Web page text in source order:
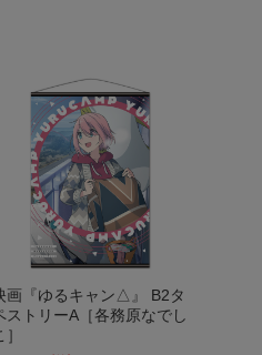
画『ゆるキャン△』 B2タ
ストリーA［各務原なでし
］